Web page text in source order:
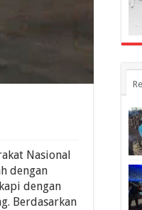
Nasional
dengan
dengan
Berdasarkan